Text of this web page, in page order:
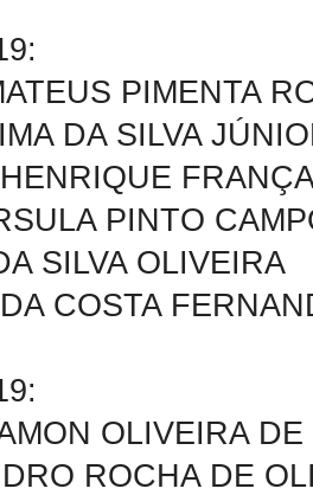
PIMENTA
DA SILVA
PINTO
SILVA OLIVEIRA
COSTA
OLIVEIRA
ROCHA DE